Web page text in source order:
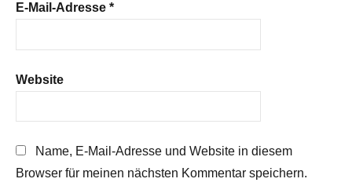
E-Mail-Adresse *
Website
Name, E-Mail-Adresse und Website in diesem
Browser für meinen nächsten Kommentar speichern.